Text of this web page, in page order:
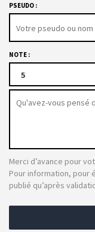
PSEUDO :
NOTE :
5
Merci d’avance pour
Pour information, pour
publié qu’après